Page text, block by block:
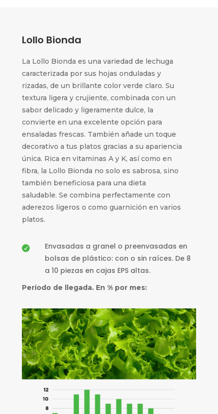
Lollo Bionda
La Lollo Bionda es una variedad de lechuga
caracterizada por sus hojas onduladas y
rizadas, de un brillante color verde claro. Su
textura ligera y crujiente, combinada con un
sabor delicado y ligeramente dulce, la
convierte en una excelente opción para
ensaladas frescas. También añade un toque
decorativo a tus platos gracias a su apariencia
única. Rica en vitaminas A y K, así como en
fibra, la Lollo Bionda no solo es sabrosa, sino
también beneficiosa para una dieta
saludable. Se combina perfectamente con
aderezos ligeros o como guarnición en varios
platos.

Envasadas a granel o preenvasadas en
bolsas de plástico: con o sin raíces. De 8
a 10 piezas en cajas EPS altas.
Período de llegada. En % por mes: